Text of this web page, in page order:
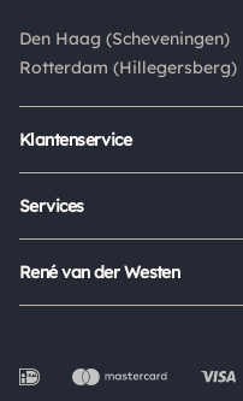
Den Haag (Scheveningen)
Rotterdam (Hillegersberg)
Klantenservice
Retour aanmelden
Status bestelling
Mijn account
Services
Algemene voorwaarden
René van der Westen
Werken bij